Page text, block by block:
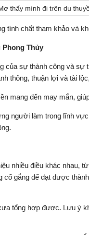
thấy mình đi trên du
tính chất tham khảo và
Phong Thủy
của sự thành công và
thông, thuận lợi và tài
mang đến may mắn,
người làm trong lĩnh
nhiều điều khác nhau,
cố gắng để đạt được
tổng hợp được. Lưu ý